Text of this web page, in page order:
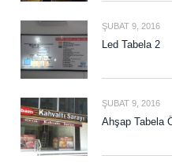
ŞUBAT 9, 2016
Led Tabela 2
ŞUBAT 9, 2016
Ahşap Tabela